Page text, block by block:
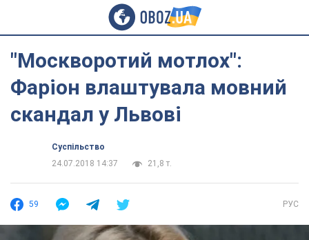
"Москворотий мотлох":
Фаріон влаштувала мовний
скандал у Львові
Суспільство
24.07.2018 14:37
21,8 т.
59 РУС